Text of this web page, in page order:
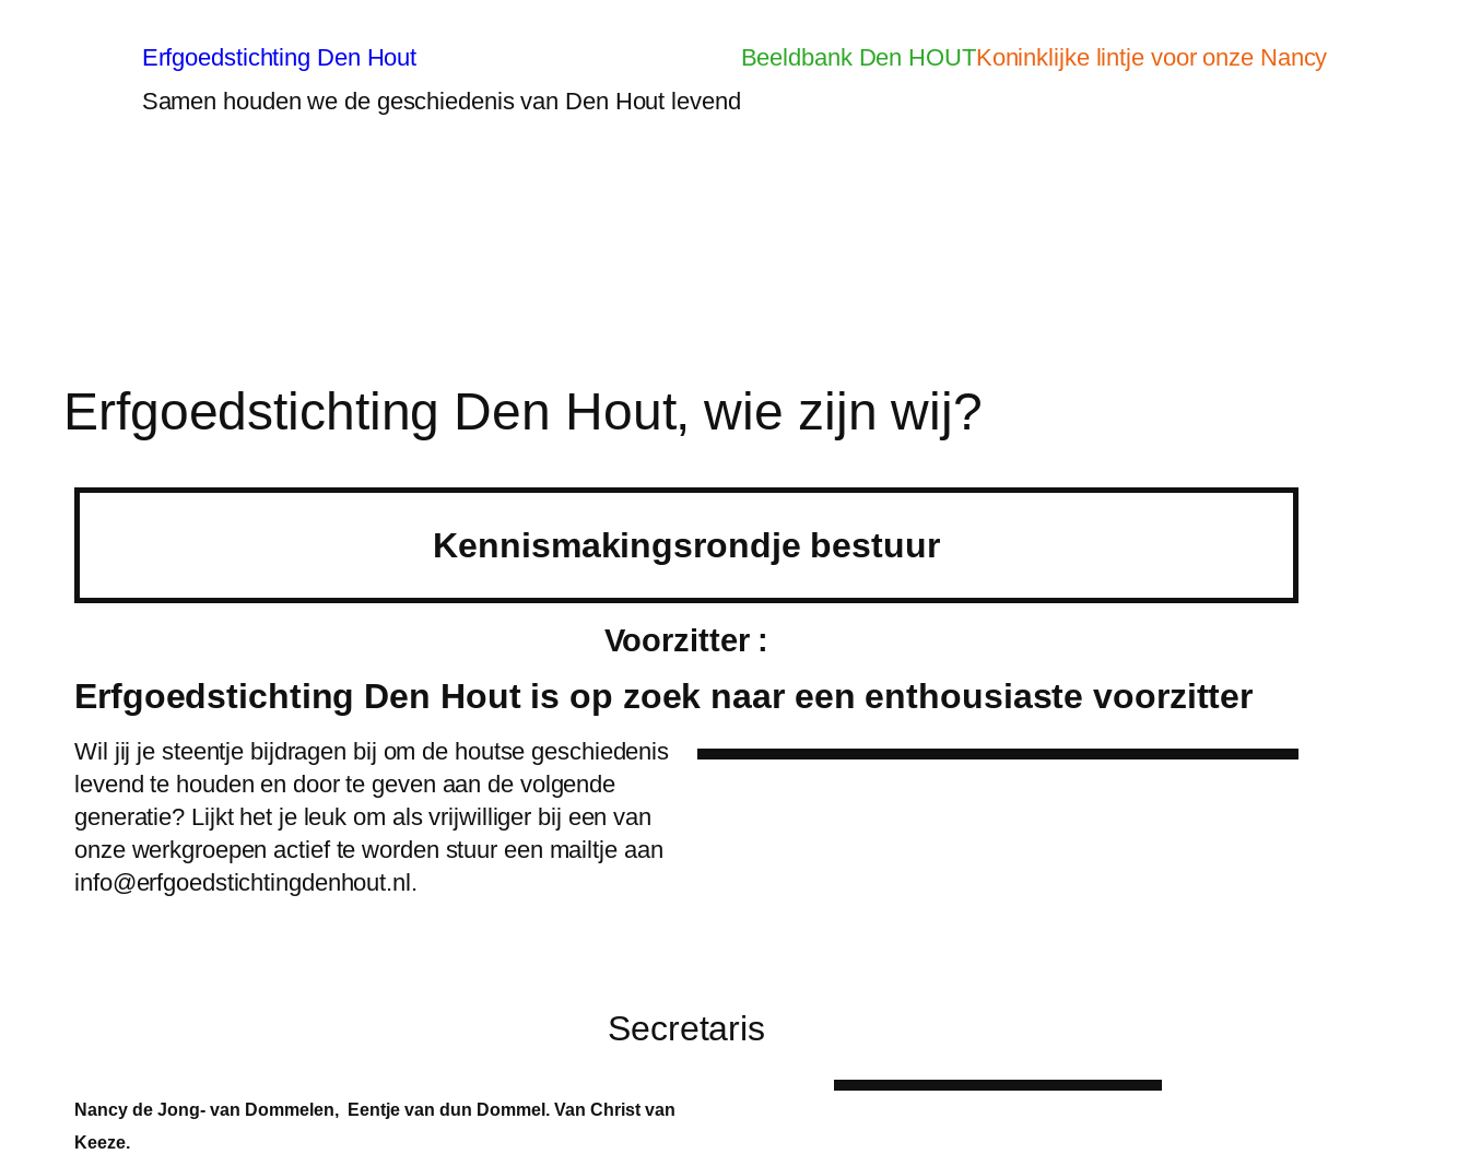
Erfgoedstichting Den Hout
Samen houden we de geschiedenis van Den Hout levend
Beeldbank Den HOUTKoninklijke lintje voor onze Nancy
Erfgoedstichting Den Hout, wie zijn wij?
Kennismakingsrondje bestuur
Voorzitter :
Erfgoedstichting Den Hout is op zoek naar een enthousiaste voorzitter
Wil jij je steentje bijdragen bij om de houtse geschiedenis
levend te houden en door te geven aan de volgende
generatie? Lijkt het je leuk om als vrijwilliger bij een van
onze werkgroepen actief te worden stuur een mailtje aan
info@erfgoedstichtingdenhout.nl.
Secretaris
Nancy de Jong- van Dommelen, Eentje van dun Dommel. Van Christ van
Keeze.